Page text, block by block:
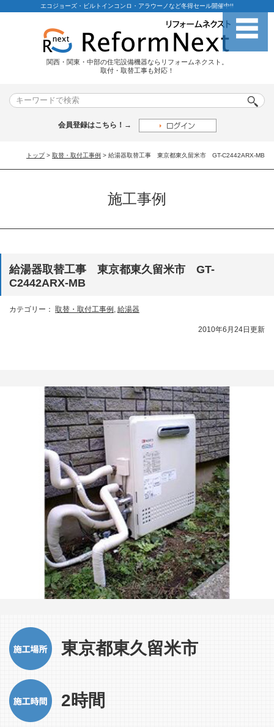
エコジョーズ・ビルトインコンロ・アラウーノなど冬得セール開催中!!
関西・関東・中部の住宅設備機器ならリフォームネクスト。
取付・取替工事も対応！
会員登録はこちら！→
トップ > 取替・取付工事例 > 給湯器取替工事 東京都東久留米市 GT-C2442ARX-MB
施工事例
給湯器取替工事 東京都東久留米市 GT-
C2442ARX-MB
カテゴリー： 取替・取付工事例 , 給湯器
2010年6月24日更新
東京都東久留米市
2時間